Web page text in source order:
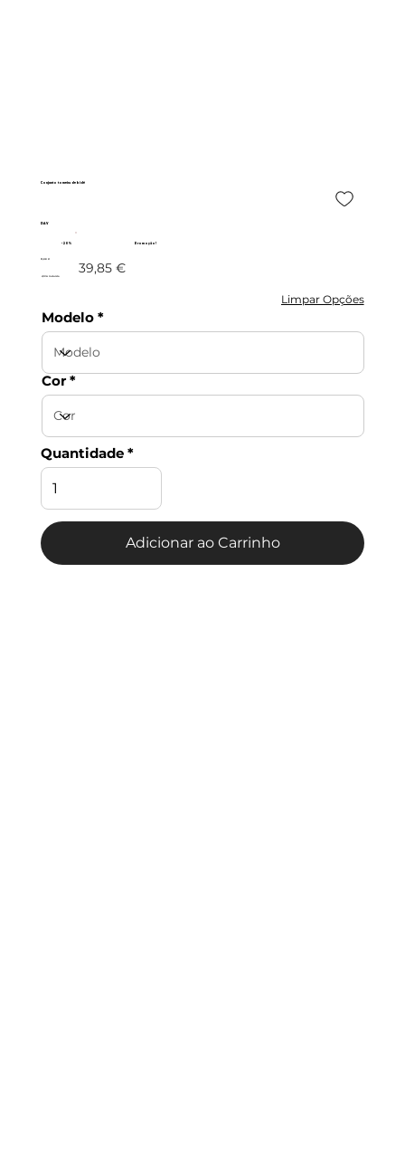
Conjunto torneira de bidé
DAV
Promoção!
- 20%
31,88 € 39,85 €
c/IVA incluído
Limpar Opções
Modelo
Cor
Quantidade
Adicionar ao Carrinho